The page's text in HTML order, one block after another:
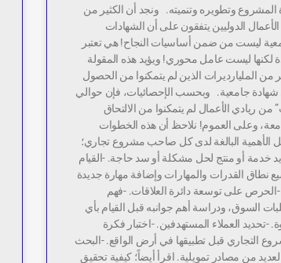
المشروع وتطويره وتنميته. ونجد أن الكثير من
الأعمال الدوليين يتفقون على أن الشهادات
ليست من ضمن أساسيات النجاح! هي تعتبر
لكنها ليست عامل محوري! ويؤيد هذه المقولة
من المليارديرات الذين لم يتمكنوا من الحصول
جامعية. وبحسب الإحصائيات، فإن حوالي
من ريادي الأعمال لم يتمكنوا من الالتحاق
وعلى العموم! نلاحظ أن هذه الخطوات
الأهمية البالغة لدى كل صاحب مشروع تجاري؛
خدمة أو منتج لحل مشكلة أو سد حاجة. -القيام
نطاق القدرات والمهارات وإضافة مهارة جديدة
-الحرص على توسعة دائرة العلاقات. -فهم
السوق، ودراسة أهم جوانبه قبل القيام بأي
-تحديد العملاء المستهدفين. -اختبار فكرة
التجاري قبل تطبيقها في أرض الواقع. -البحث
من مصادر تمويلية. اقرأ أيضاً؛ كيفية تحقيق